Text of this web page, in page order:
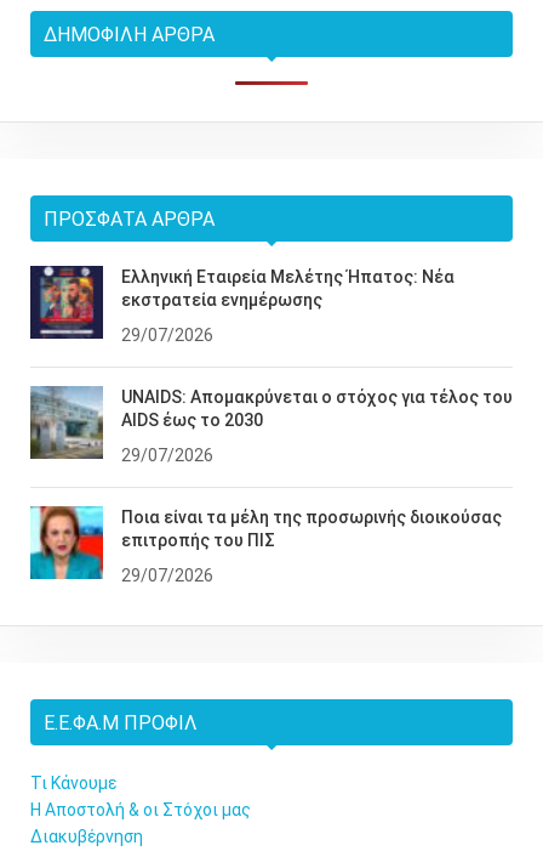
ΔΗΜΟΦΙΛΉ ΆΡΘΡΑ
ΠΡΌΣΦΑΤΑ ΆΡΘΡΑ
Ελληνική Εταιρεία Μελέτης Ήπατος: Νέα
εκστρατεία ενημέρωσης
29/07/2026
UNAIDS: Απομακρύνεται ο στόχος για τέλος του
AIDS έως το 2030
29/07/2026
Ποια είναι τα μέλη της προσωρινής διοικούσας
επιτροπής του ΠΙΣ
29/07/2026
Ε.Ε.ΦΑ.Μ ΠΡΟΦΊΛ
Τι Κάνουμε
Η Αποστολή & οι Στόχοι μας
Διακυβέρνηση